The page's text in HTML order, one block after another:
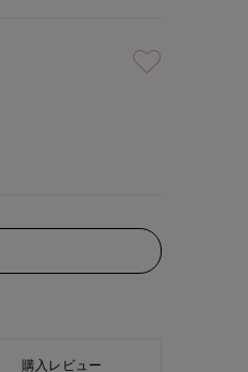
購入レビュー